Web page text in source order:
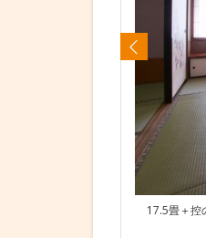
17.5畳＋控